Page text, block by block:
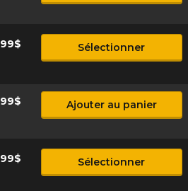
Sélectionner
Ajouter au panier
Sélectionner